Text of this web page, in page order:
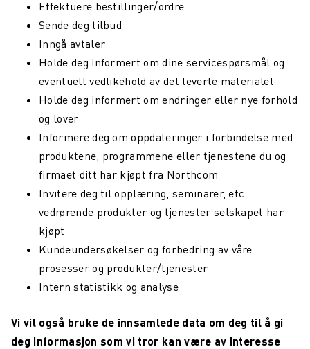
Effektuere bestillinger/ordre
Sende deg tilbud
Inngå avtaler
Holde deg informert om dine servicespørsmål og
eventuelt vedlikehold av det leverte materialet
Holde deg informert om endringer eller nye forhold
og lover
Informere deg om oppdateringer i forbindelse med
produktene, programmene eller tjenestene du og
firmaet ditt har kjøpt fra Northcom
Invitere deg til opplæring, seminarer, etc.
vedrørende produkter og tjenester selskapet har
kjøpt
Kundeundersøkelser og forbedring av våre
prosesser og produkter/tjenester
Intern statistikk og analyse
Vi vil også bruke de innsamlede data om deg til å gi
deg informasjon som vi tror kan være av interesse